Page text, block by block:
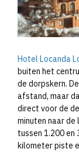
Hotel Locanda
buiten het
de dorpskern.
afstand, maar
direct voor de
minuten naar
tussen 1.200
kilometer piste